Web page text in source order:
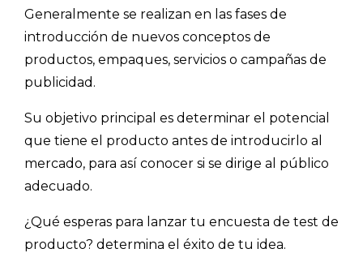
Generalmente se realizan en las fases de
introducción de nuevos conceptos de
productos, empaques, servicios o campañas de
publicidad.
Su objetivo principal es determinar el potencial
que tiene el producto antes de introducirlo al
mercado, para así conocer si se dirige al público
adecuado.
¿Qué esperas para lanzar tu encuesta de test de
producto? determina el éxito de tu idea.